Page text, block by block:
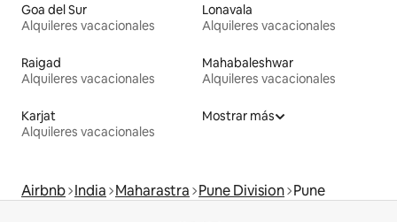
Goa del Sur
Alquileres vacacionales
Lonavala
Alquileres vacacionales
Raigad
Alquileres vacacionales
Mahabaleshwar
Alquileres vacacionales
Karjat
Alquileres vacacionales
Mostrar más
Airbnb India Maharastra Pune Division Pune